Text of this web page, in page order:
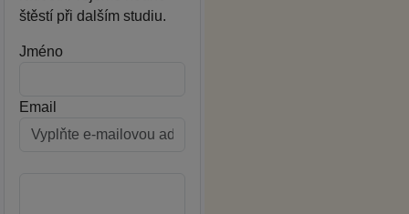
štěstí při dalším studiu.
Jméno
Email